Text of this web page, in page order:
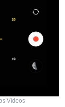
Vídeos